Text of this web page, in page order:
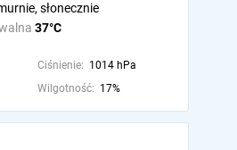
37°C
słonecznie
Ciśnienie: 1014 hPa
Wilgotność: 17%